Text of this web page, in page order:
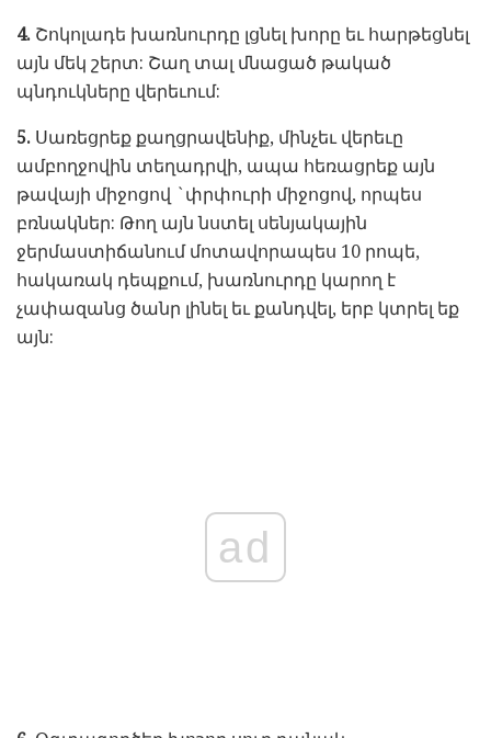
4. Շոկոլադե խառնուրդը լցնել խորը եւ հարթեցնել
այն մեկ շերտ: Շաղ տալ մնացած թակած
պնդուկները վերեւում:
5. Սառեցրեք քաղցրավենիք, մինչեւ վերեւը
ամբողջովին տեղադրվի, ապա հեռացրեք այն
թավայի միջոցով `փրփուրի միջոցով, որպես
բռնակներ: Թող այն նստել սենյակային
ջերմաստիճանում մոտավորապես 10 րոպե,
հակառակ դեպքում, խառնուրդը կարող է
չափազանց ծանր լինել եւ քանդվել, երբ կտրել եք
այն:
ad